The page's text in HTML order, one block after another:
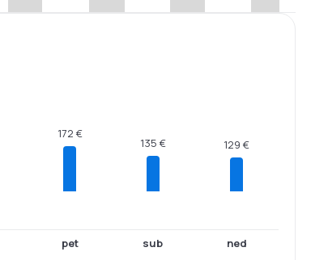
172 €
pet
135 €
sub
129 €
ned